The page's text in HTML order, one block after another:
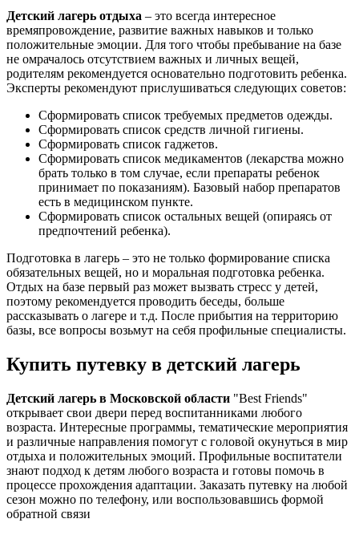
Детский лагерь отдыха – это всегда интересное
времяпровождение, развитие важных навыков и только
положительные эмоции. Для того чтобы пребывание на базе
не омрачалось отсутствием важных и личных вещей,
родителям рекомендуется основательно подготовить ребенка.
Эксперты рекомендуют прислушиваться следующих советов:
Сформировать список требуемых предметов одежды.
Сформировать список средств личной гигиены.
Сформировать список гаджетов.
Сформировать список медикаментов (лекарства можно
брать только в том случае, если препараты ребенок
принимает по показаниям). Базовый набор препаратов
есть в медицинском пункте.
Сформировать список остальных вещей (опираясь от
предпочтений ребенка).
Подготовка в лагерь – это не только формирование списка
обязательных вещей, но и моральная подготовка ребенка.
Отдых на базе первый раз может вызвать стресс у детей,
поэтому рекомендуется проводить беседы, больше
рассказывать о лагере и т.д. После прибытия на территорию
базы, все вопросы возьмут на себя профильные специалисты.
Купить путевку в детский лагерь
Детский лагерь в Московской области "Best Friends"
открывает свои двери перед воспитанниками любого
возраста. Интересные программы, тематические мероприятия
и различные направления помогут с головой окунуться в мир
отдыха и положительных эмоций. Профильные воспитатели
знают подход к детям любого возраста и готовы помочь в
процессе прохождения адаптации. Заказать путевку на любой
сезон можно по телефону, или воспользовавшись формой
обратной связи